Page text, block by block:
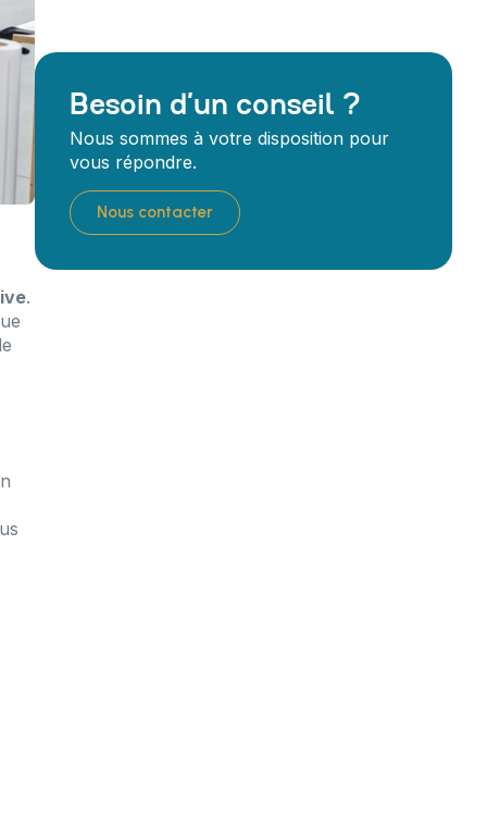
.
Besoin d’un conseil ?
Nous sommes à votre disposition pour
vous répondre.
Nous contacter